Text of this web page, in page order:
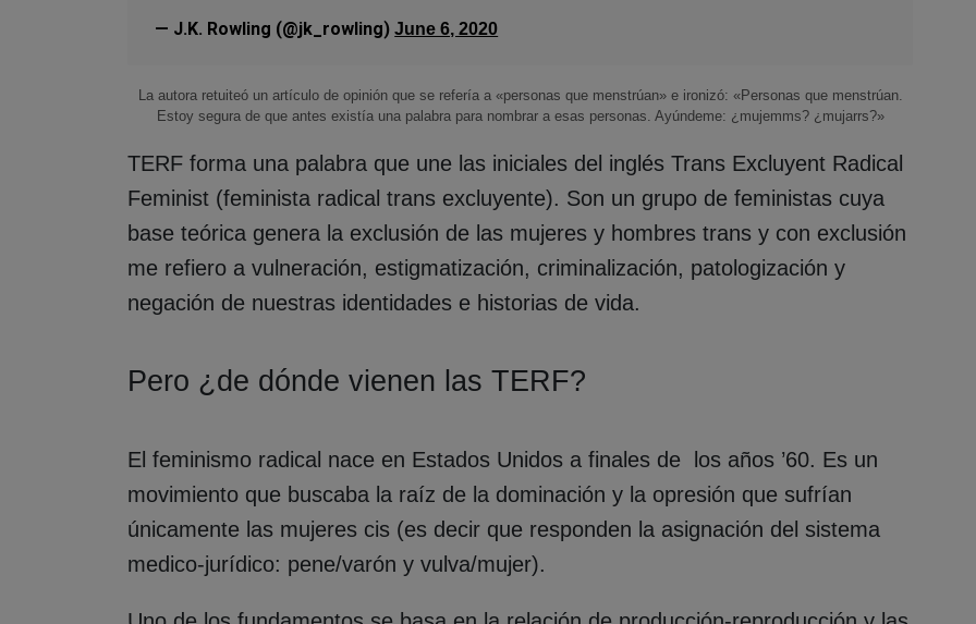
— J.K. Rowling (@jk_rowling)June 6, 2020
La autora retuiteó un artículo de opinión que se refería a «personas que menstrúan» e ironizó: «Personas que menstrúan.
Estoy segura de que antes existía una palabra para nombrar a esas personas. Ayúndeme: ¿mujemms? ¿mujarrs?»
TERF forma una palabra que une las iniciales del inglés Trans Excluyent Radical
Feminist (feminista radical trans excluyente). Son un grupo de feministas cuya
base teórica genera la exclusión de las mujeres y hombres trans y con exclusión
me refiero a vulneración, estigmatización, criminalización, patologización y
negación de nuestras identidades e historias de vida.
Pero ¿de dónde vienen las TERF?
El feminismo radical nace en Estados Unidos a finales de los años ’60. Es un
movimiento que buscaba la raíz de la dominación y la opresión que sufrían
únicamente las mujeres cis (es decir que responden la asignación del sistema
medico-jurídico: pene/varón y vulva/mujer).